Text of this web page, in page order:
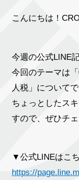
こんにちは！
今週の公式LINE
今回のテーマは
人税」についてで
ちょっとしたス
すので、ぜひチ
▼公式LINEはこ
https://